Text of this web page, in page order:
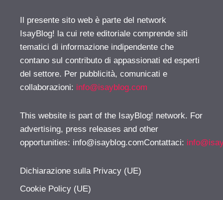
Il presente sito web è parte del network
IsayBlog! la cui rete editoriale comprende siti
tematici di informazione indipendente che
contano sul contributo di appassionati ed esperti
del settore. Per pubblicità, comunicati e
collaborazioni: info@isayblog.com
This website is part of the IsayBlog! network. For
advertising, press releases and other
opportunities: info@isayblog.comContattaci:
Dichiarazione sulla Privacy (UE)
Cookie Policy (UE)